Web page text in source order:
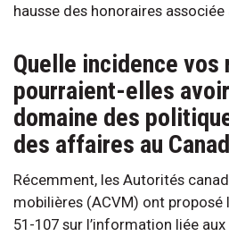
hausse des honoraires
Quelle incidence vos
pourraient-elles
domaine des
des affaires au
Récemment, les Autorités
mobilières (ACVM) ont
51-107 sur l’information liée